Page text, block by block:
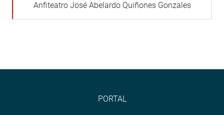
Anfiteatro José Abelardo Quiñones Gonzales
PORTAL